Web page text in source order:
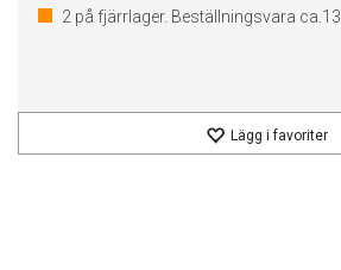
2 på fjärrlager. Beställningsvara ca. 13
Lägg i favoriter